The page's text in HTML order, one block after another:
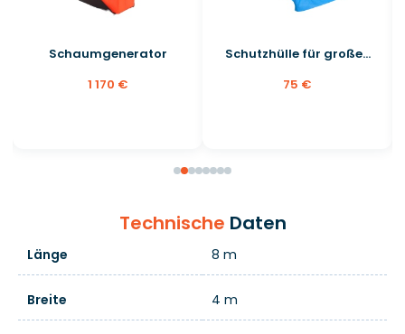
Schaumgenerator
1 170 €
Schutzhülle für große...
75 €
Technische Daten
Länge 8 m
Breite 4 m